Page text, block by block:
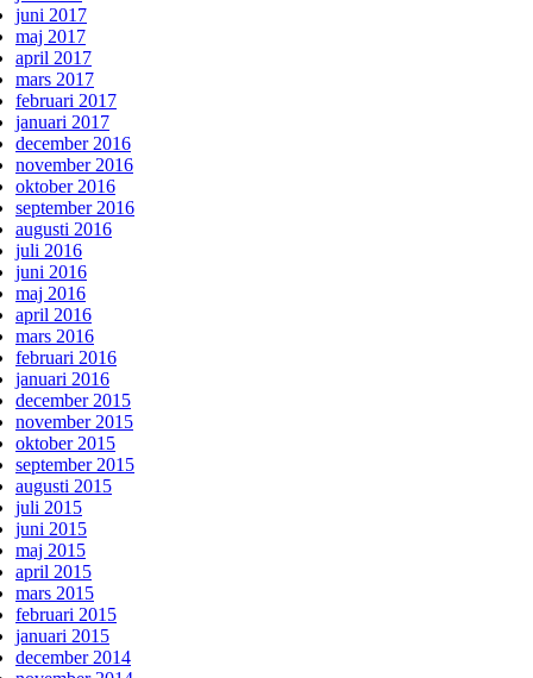
juni 2017
maj 2017
april 2017
mars 2017
februari 2017
januari 2017
december 2016
november 2016
oktober 2016
september 2016
augusti 2016
juli 2016
juni 2016
maj 2016
april 2016
mars 2016
februari 2016
januari 2016
december 2015
november 2015
oktober 2015
september 2015
augusti 2015
juli 2015
juni 2015
maj 2015
april 2015
mars 2015
februari 2015
januari 2015
december 2014